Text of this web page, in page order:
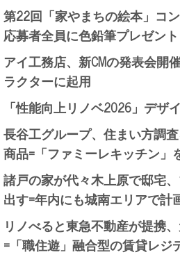
第22回「家やまちの絵本」コ
応募者全員に色鉛筆プレゼント
アイ工務店、新CMの発表会開
ラクターに起用
「性能向上リノベ2026」デザ
長谷工グループ、住まい方調
商品=「ファミーレキッチン」
諸戸の家が代々木上原で邸宅
出す=年内にも城南エリアで計
リノべると東急不動産が提携
=「職住遊」融合型の賃貸レジ